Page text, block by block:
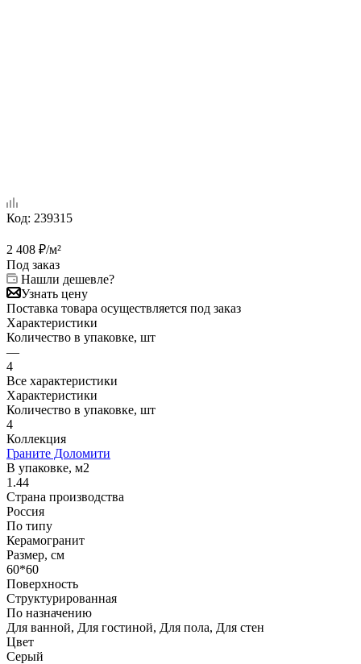
Код: 239315
2 408 ₽/м²
Под заказ
Нашли дешевле?
Узнать цену
Поставка товара осуществляется под заказ
Характеристики
Количество в упаковке, шт
—
4
Все характеристики
Характеристики
Количество в упаковке, шт
4
Коллекция
Граните Доломити
В упаковке, м2
1.44
Страна производства
Россия
По типу
Керамогранит
Размер, см
60*60
Поверхность
Структурированная
По назначению
Для ванной, Для гостиной, Для пола, Для стен
Цвет
Серый